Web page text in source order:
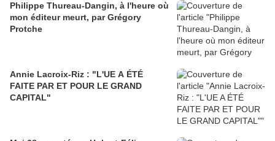
Philippe Thureau-Dangin, à l'heure où
mon éditeur meurt, par Grégory
Protche
Annie Lacroix-Riz : "L'UE A ÉTÉ
FAITE PAR ET POUR LE GRAND
CAPITAL"